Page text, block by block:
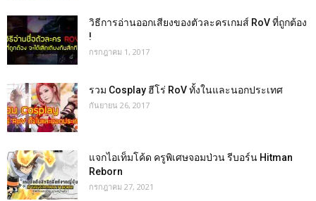
วิธีการอ่านออกเสียงของตัวละครเกมส์ RoV ที่ถูกต้อง
!
กรกฎาคม 1, 2017
รวม Cosplay ฮีโร่ RoV ทั้งในและนอกประเทศ
กันยายน 26, 2017
แจกไอเท็มโค้ด ครูพิเศษจอมป่วน รีบอร์น Hitman
Reborn
กรกฎาคม 27, 2021